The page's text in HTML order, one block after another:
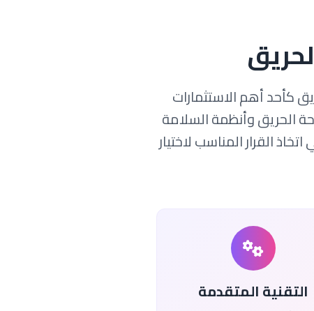
كأحد أهم الاستثمارات
الحريق وأنظمة السلامة
القرار المناسب لاختيار
التقنية المتقدمة